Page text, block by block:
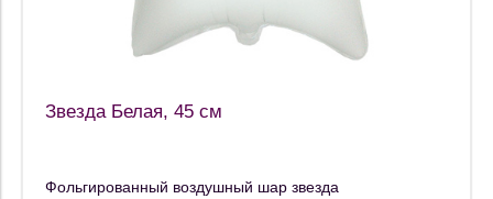
Звезда Белая, 45 см
Фольгированный воздушный шар звезда